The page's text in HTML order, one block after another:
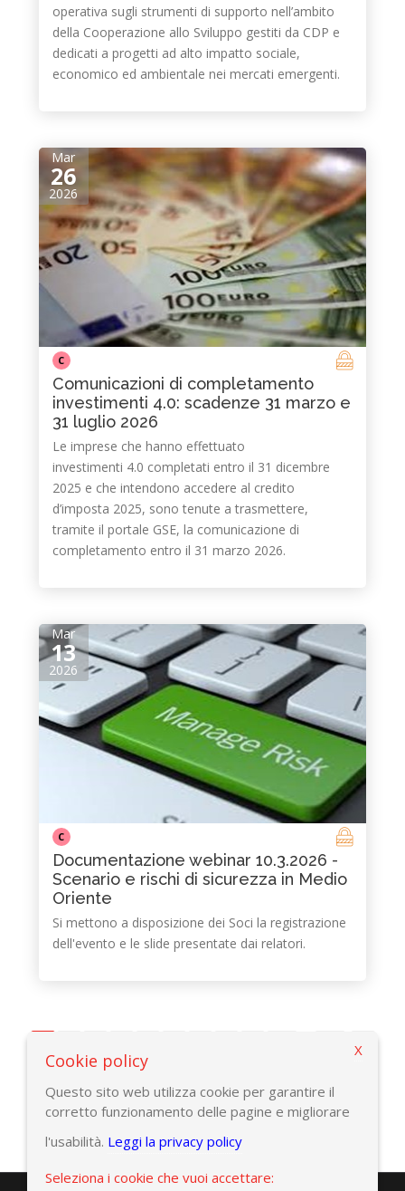
operativa sugli strumenti di supporto nell’ambito
della Cooperazione allo Sviluppo gestiti da CDP e
dedicati a progetti ad alto impatto sociale,
economico ed ambientale nei mercati emergenti.
Mar
26
2026
C
Comunicazioni di completamento
investimenti 4.0: scadenze 31 marzo e
31 luglio 2026
Le imprese che hanno effettuato
investimenti 4.0 completati entro il 31 dicembre
2025 e che intendono accedere al credito
d’imposta 2025, sono tenute a trasmettere,
tramite il portale GSE, la comunicazione di
completamento entro il 31 marzo 2026.
Mar
13
2026
C
Documentazione webinar 10.3.2026 -
Scenario e rischi di sicurezza in Medio
Oriente
Si mettono a disposizione dei Soci la registrazione
dell'evento e le slide presentate dai relatori.
>
Cookie policy
Questo sito web utilizza cookie per garantire il
corretto funzionamento delle pagine e migliorare
l'usabilità. Leggi la privacy policy
Seleziona i cookie che vuoi accettare:
X